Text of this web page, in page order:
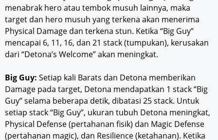
menabrak hero atau tembok musuh lainnya, maka
target dan hero musuh yang terkena akan menerima
Physical Damage dan terkena stun. Ketika “Big Guy”
mencapai 6, 11, 16, dan 21 stack (tumpukan), kerusakan
dari “Detona’s Welcome” akan meningkat.
Big Guy: Setiap kali Barats dan Detona memberikan
Damage pada target, Detona mendapatkan 1 stack “Big
Guy” selama beberapa detik, dibatasi 25 stack. Untuk
setiap stack “Big Guy”, ukuran tubuh Detona meningkat,
Physical Defense (pertahanan fisik) dan Magic Defense
(pertahanan magic), dan Resilience (ketahanan). Ketika